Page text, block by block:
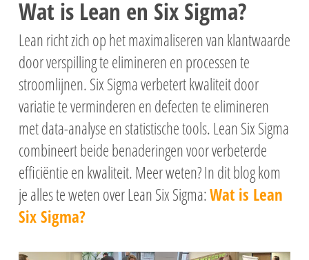
Wat is Lean en Six Sigma?
Lean richt zich op het maximaliseren van klantwaarde
door verspilling te elimineren en processen te
stroomlijnen.Six Sigma verbetert kwaliteit door
variatie te verminderen en defecten te elimineren
met data-analyse en statistische tools.Lean Six Sigma
combineert beide benaderingen voor verbeterde
efficiëntie en kwaliteit.Meer weten? In dit blog kom
je alles te weten over Lean Six Sigma:Wat is Lean
Six Sigma?